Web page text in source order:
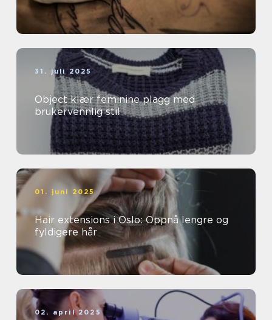
31. juli 2025
Object klær feminine plagg med
brukervennlig stil
01. juni 2025
Hair extensions i Oslo: Oppnå lengre og
fyldigere hår
02. april 2025